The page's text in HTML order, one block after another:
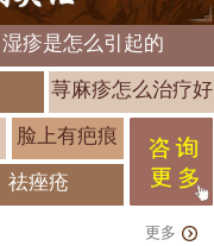
湿疹是怎么引起的
荨麻疹怎么治疗好
脸上有疤痕
祛痤疮
更多